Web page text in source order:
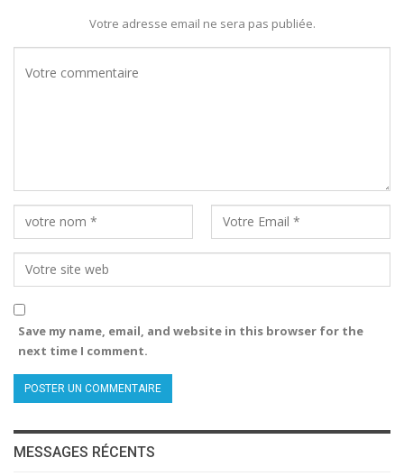
Votre adresse email ne sera pas publiée.
Save my name, email, and website in this browser for the
next time I comment.
MESSAGES RÉCENTS